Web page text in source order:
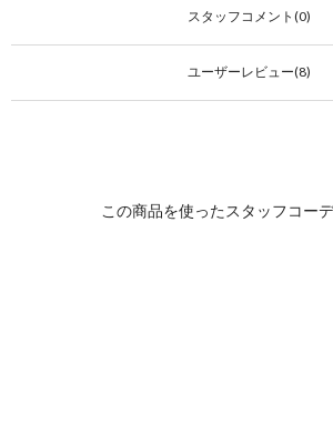
スタッフコメント(0)
ユーザーレビュー(8)